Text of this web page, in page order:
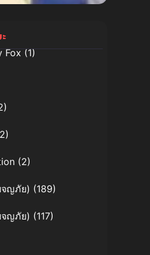
Fox(1)
(2)
จญภัย) (189)
จญภัย) (117)